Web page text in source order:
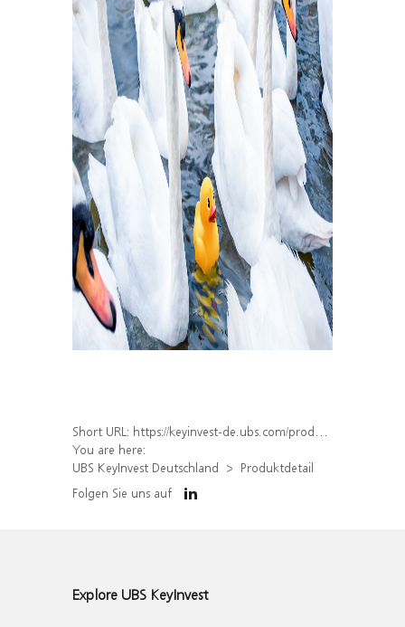
Short URL: https://keyinvest-de.ubs.com/produkt/detail/index/isin/DE000UK8TNJ8
You are here:
UBS KeyInvest Deutschland
Produktdetail
Folgen Sie uns auf
Explore UBS KeyInvest